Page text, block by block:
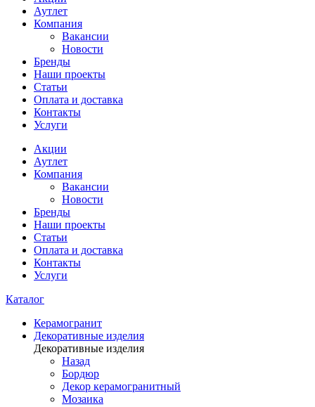
Аутлет
Компания
Вакансии
Новости
Бренды
Наши проекты
Статьи
Оплата и доставка
Контакты
Услуги
Акции
Аутлет
Компания
Вакансии
Новости
Бренды
Наши проекты
Статьи
Оплата и доставка
Контакты
Услуги
Каталог
Керамогранит
Декоративные изделия
Декоративные изделия
Назад
Бордюр
Декор керамогранитный
Мозаика